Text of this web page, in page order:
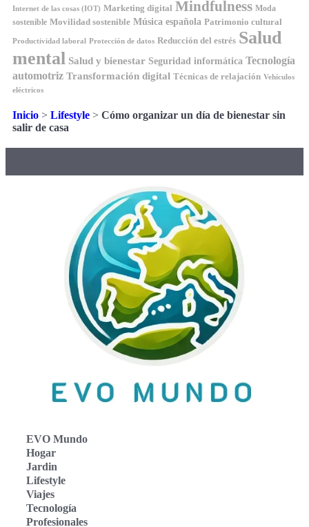
Internet de las cosas (IOT) Marketing digital Mindfulness Moda
sostenible Movilidad sostenible Música española Patrimonio cultural
Productividad laboral Protección de datos Reducción del estrés Salud
mental Salud y bienestar Seguridad informática Tecnología
automotriz Transformación digital Técnicas de relajación Vehículos
eléctricos
Inicio > Lifestyle > Cómo organizar un día de bienestar sin
salir de casa
EVO Mundo
Hogar
Jardin
Lifestyle
Viajes
Tecnología
Profesionales